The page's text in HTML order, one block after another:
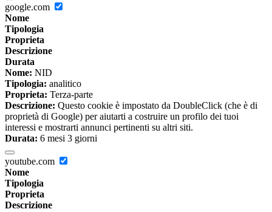
google.com
Nome
Tipologia
Proprieta
Descrizione
Durata
Nome: NID
Tipologia: analitico
Proprieta: Terza-parte
Descrizione: Questo cookie è impostato da DoubleClick (che è di
proprietà di Google) per aiutarti a costruire un profilo dei tuoi
interessi e mostrarti annunci pertinenti su altri siti.
Durata: 6 mesi 3 giorni
youtube.com
Nome
Tipologia
Proprieta
Descrizione